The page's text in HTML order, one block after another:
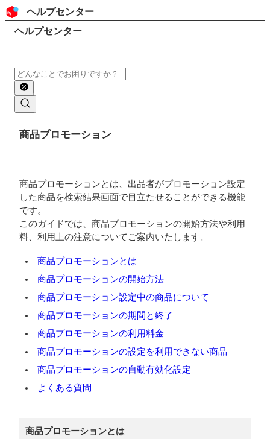
コンテンツにスキップ
ヘッダー
ヘルプセンター
検索
パンくずリスト
ヘルプセンター
検索
メインコンテンツ
商品プロモーション
商品プロモーションとは、出品者がプロモーション設定
した商品を検索結果画面で目立たせることができる機能
です。
このガイドでは、商品プロモーションの開始方法や利用
料、利用上の注意についてご案内いたします。
商品プロモーションとは
商品プロモーションの開始方法
商品プロモーション設定中の商品について
商品プロモーションの期間と終了
商品プロモーションの利用料金
商品プロモーションの設定を利用できない商品
商品プロモーションの自動有効化設定
よくある質問
商品プロモーションとは